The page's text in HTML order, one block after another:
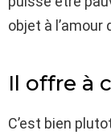
objet à l’amour
Il offre à
C’est bien